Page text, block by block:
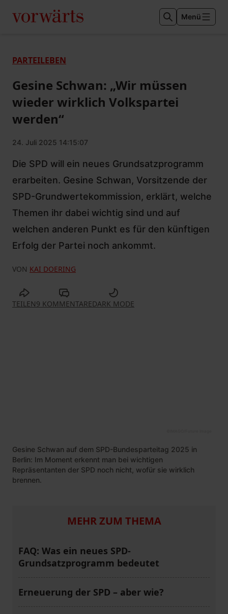
Menü
PARTEILEBEN
Gesine Schwan: „Wir müssen
wieder wirklich Volkspartei
werden“
24. Juli 2025 14:15:07
Die SPD will ein neues Grundsatzprogramm
erarbeiten. Gesine Schwan, Vorsitzende der
SPD-Grundwertekommission, erklärt, welche
Themen ihr dabei wichtig sind und auf
welchen anderen Punkt es für den künftigen
Erfolg der Partei noch ankommt.
VON KAI DOERING
TEILEN9 KOMMENTAREDARK MODE
Gesine Schwan auf dem SPD-Bundesparteitag 2025 in
Berlin: Im Moment erkennt man bei wichtigen
Repräsentanten der SPD noch nicht, wofür sie wirklich
brennen.
MEHR ZUM THEMA
FAQ: Was ein neues SPD-
Grundsatzprogramm bedeutet
Erneuerung der SPD – aber wie?